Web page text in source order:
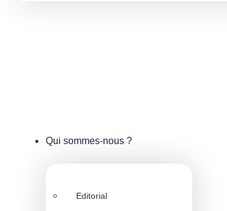
Qui sommes-nous ?
Editorial